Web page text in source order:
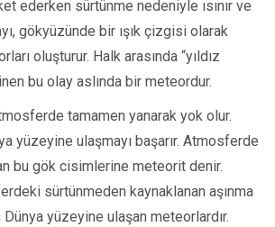
ederken sürtünme nedeniyle ısınır ve
gökyüzünde bir ışık çizgisi olarak
oluşturur. Halk arasında “yıldız
bu olay aslında bir meteordur.
tamamen yanarak yok olur.
yüzeyine ulaşmayı başarır. Atmosferde
bu gök cisimlerine meteorit denir.
sürtünmeden kaynaklanan aşınma
yüzeyine ulaşan meteorlardır.